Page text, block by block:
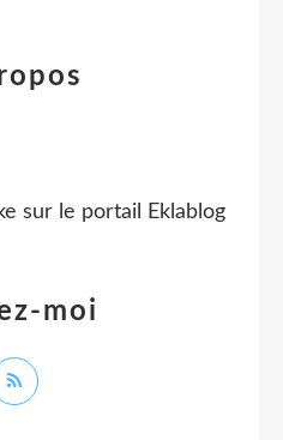
moi
sur le portail Eklablog